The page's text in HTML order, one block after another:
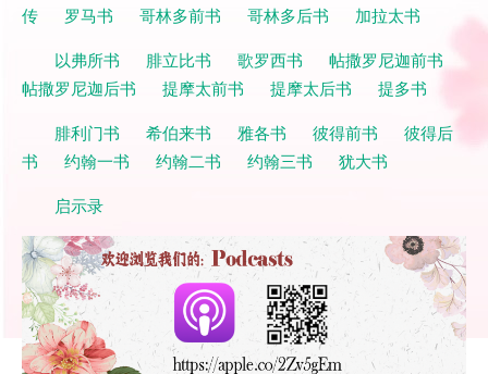
传
罗马书 哥林多前书 哥林多后书
加拉太书
以弗所书
腓立比书 歌罗西书
帖撒罗尼迦前书
帖撒罗尼迦后书
提摩太前书 提摩太后书
提多书
腓利门书
希伯来书 雅各书 彼得前书
彼得后
书
约翰一书 约翰二书 约翰三书
犹大书
启示录